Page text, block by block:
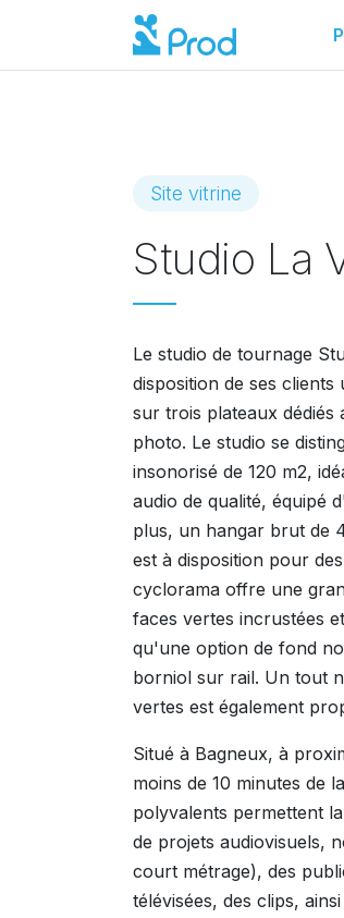
Site vitrine
Studio La
Le studio de tournage
disposition de ses
sur trois plateaux dédiés
photo. Le studio se
insonorisé de 120 m2,
audio de qualité, équipé
plus, un hangar brut de
est à disposition pour
cyclorama offre une
faces vertes incrustées
qu'une option de fond
borniol sur rail. Un tout
vertes est également
Situé à Bagneux, à
moins de 10 minutes de
polyvalents permettent
de projets audiovisuels,
court métrage), des
télévisées, des clips,